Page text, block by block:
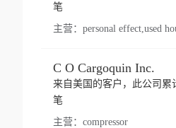
笔
主营：
C O Cargoquin Inc.
来自美国的客户，此公司累
笔
主营： compressor